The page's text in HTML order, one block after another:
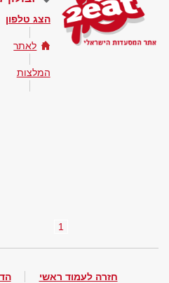
הצג טלפון
לאתר
המלצות
1
חזרה לעמוד ראשי